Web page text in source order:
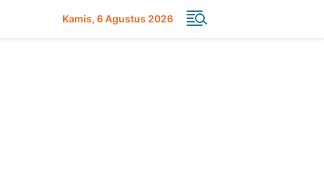
Kamis 6 Agustus 2026